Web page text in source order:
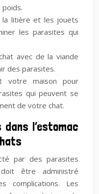
la litière et les jouets
les parasites qui
avec de la viande
des parasites.
votre maison pour
qui peuvent se
de votre chat.
l’estomac
par des parasites
être administré
complications. Les